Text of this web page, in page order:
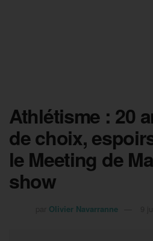
Athlétisme : 20
de choix,
le Meeting de
show
Olivier Navarranne